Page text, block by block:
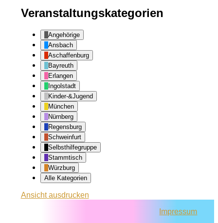
Veranstaltungskategorien
Angehörige
Ansbach
Aschaffenburg
Bayreuth
Erlangen
Ingolstadt
Kinder-&Jugend
München
Nürnberg
Regensburg
Schweinfurt
Selbsthilfegruppe
Stammtisch
Würzburg
Alle Kategorien
Ansichtausdrucken
Impressum